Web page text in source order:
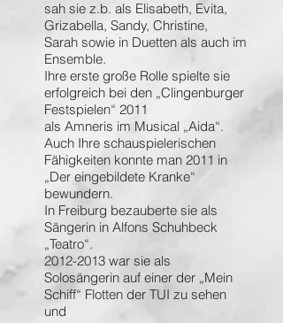
sah sie z.b. als Elisabeth, Evita,
Grizabella, Sandy, Christine,
Sarah sowie in Duetten als auch im
Ensemble.
Ihre erste große Rolle spielte sie
erfolgreich bei den „Clingenburger
Festspielen“ 2011
als Amneris im Musical „Aida“.
Auch Ihre schauspielerischen
Fähigkeiten konnte man 2011 in
„Der eingebildete Kranke“
bewundern.
In Freiburg bezauberte sie als
Sängerin in Alfons Schuhbeck
„Teatro“.
2012-2013 war sie als
Solosängerin auf einer der „Mein
Schiff“ Flotten der TUI zu sehen
und